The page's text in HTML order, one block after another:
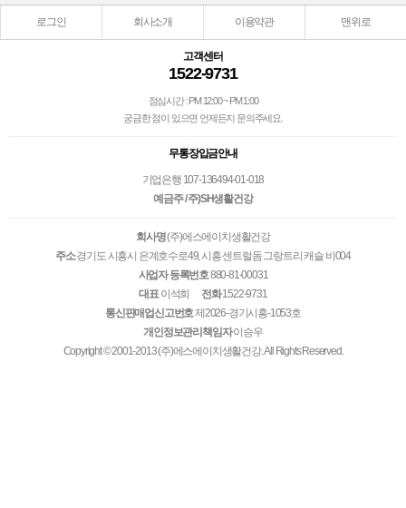
로그인 회사소개 이용약관 맨위로
고객센터
1522-9731
점심시간 : PM 12:00 ~ PM 1:00
궁금한 점이 있으면 언제든지 문의주세요.
무통장입금안내
기업은행 107-136494-01-018
예금주 / 주)SH생활건강
회사명(주)에스에이치생활건강
주소경기도 시흥시 은계호수로49, 시흥 센트럴돔 그랑트리 캐슬 비004
사업자 등록번호880-81-00031
대표이석희 전화1522-9731
통신판매업신고번호제2026-경기시흥-1053호
개인정보관리책임자이승우
Copyright © 2001-2013 (주)에스에이치생활건강. All Rights Reserved.